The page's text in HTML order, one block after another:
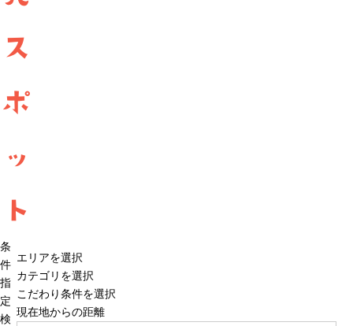
ス
ポ
ッ
ト
条
件
指
定
検
エリアを選択
カテゴリを選択
こだわり条件を選択
現在地からの距離